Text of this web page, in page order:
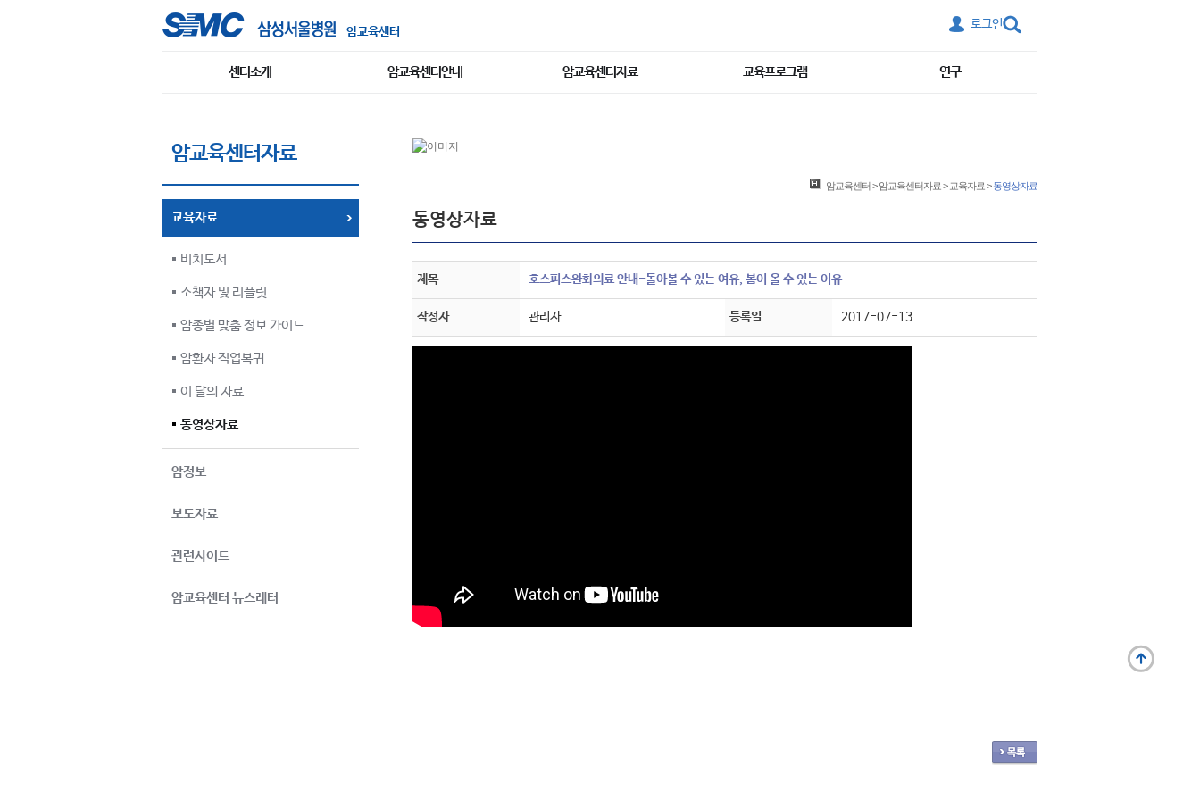
암교육센터
로그인
센터소개 암교육센터안내 암교육센터자료 교육프로그램 연구
암교육센터자료
교육자료
비치도서
소책자 및 리플릿
암종별 맞춤 정보 가이드
암환자 직업복귀
이 달의 자료
동영상자료
암정보
보도자료
관련사이트
암교육센터 뉴스레터
암교육센터>암교육센터자료 > 교육자료 >동영상자료
동영상자료
제목 호스피스완화의료 안내-돌아볼 수 있는 여유, 봄이 올 수 있는 이유
작성자 관리자 등록일 2017-07-13